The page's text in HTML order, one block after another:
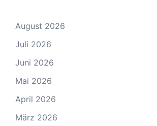
August 2026
Juli 2026
Juni 2026
Mai 2026
April 2026
März 2026